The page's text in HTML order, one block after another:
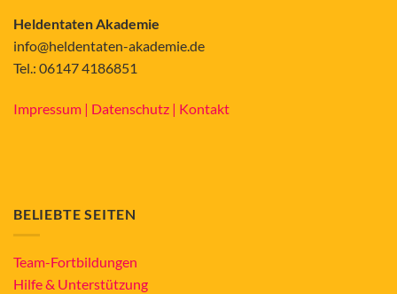
Heldentaten Akademie
info@heldentaten-akademie.de
Tel.: 06147 4186851
Impressum | Datenschutz | Kontakt
BELIEBTE SEITEN
Team-Fortbildungen
Hilfe & Unterstützung